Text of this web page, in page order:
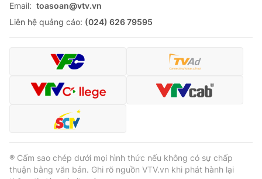
Emagazine Podcast
Video Shorts video
VTV Money
VTV Sức khoẻ Bất động sản
Email: toasoan@vtv.vn
Liên hệ quảng cáo: (024) 626 79595
® Cấm sao chép dưới mọi hình thức nếu không có sự chấp
thuận bằng văn bản. Ghi rõ nguồn VTV.vn khi phát hành lại